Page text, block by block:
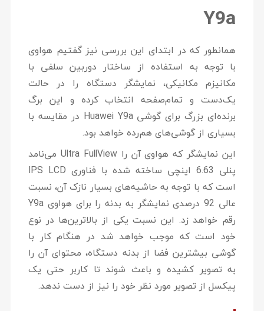
Y9a
همانطور که در ابتدای این بررسی نیز گفتیم هواوی
با توجه به استفاده از ساختار دوربین سلفی با
مکانیزم مکانیکی، نمایشگر دستگاه را در حالت
یک‌دست و تمام‌صفحه انتخاب کرده و این برگ
برنده‌ای بزرگ برای گوشی Huawei Y9a در مقایسه با
بسیاری از گوشی‌های هم‌رده خواهد بود.
این نمایشگر که هواوی آن را Ultra FullView می‌نامد
پنلی 6.63 اینچی ساخته شده با فناوری IPS LCD
است که با توجه به حاشیه‌های بسیار نازک آن، نسبت
عالی 92 درصدی نمایشگر به بدنه را برای هواوی Y9a
رقم خواهد زد. این نسبت یکی از بالاترین‌ها در نوع
خود است که موجب خواهد شد در هنگام کار با
گوشی بیشترین فضا از بدنه دستگاه، محتوای آن را
به تصویر کشیده و باعث شوند تا کاربر حتی یک
پیکسل از تصویر مورد نظر خود را نیز از دست ندهد.